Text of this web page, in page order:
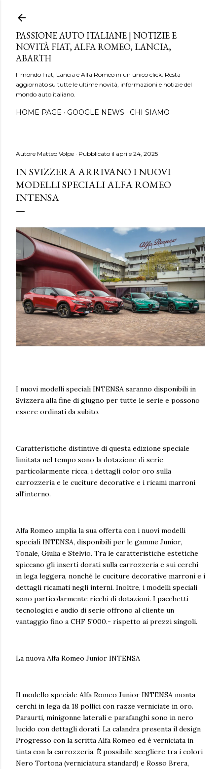
PASSIONE AUTO ITALIANE | NOTIZIE E
NOVITÀ FIAT, ALFA ROMEO, LANCIA,
ABARTH
Il mondo Fiat, Lancia e Alfa Romeo in un unico click. Resta
aggiornato su tutte le ultime novità, informazioni e notizie del
mondo auto italiano.
HOME PAGE GOOGLE NEWS CHI SIAMO
Autore Matteo Volpe Pubblicato il aprile 24, 2025
IN SVIZZERA ARRIVANO I NUOVI
MODELLI SPECIALI ALFA ROMEO
INTENSA
I nuovi modelli speciali INTENSA saranno disponibili in
Svizzera alla fine di giugno per tutte le serie e possono
essere ordinati da subito.
Caratteristiche distintive di questa edizione speciale
limitata nel tempo sono la dotazione di serie
particolarmente ricca, i dettagli color oro sulla
carrozzeria e le cuciture decorative e i ricami marroni
all'interno.
Alfa Romeo amplia la sua offerta con i nuovi modelli
speciali INTENSA, disponibili per le gamme Junior,
Tonale, Giulia e Stelvio. Tra le caratteristiche estetiche
spiccano gli inserti dorati sulla carrozzeria e sui cerchi
in lega leggera, nonché le cuciture decorative marroni e i
dettagli ricamati negli interni. Inoltre, i modelli speciali
sono particolarmente ricchi di dotazioni. I pacchetti
tecnologici e audio di serie offrono al cliente un
vantaggio fino a CHF 5'000.- rispetto ai prezzi singoli.
La nuova Alfa Romeo Junior INTENSA
Il modello speciale Alfa Romeo Junior INTENSA monta
cerchi in lega da 18 pollici con razze verniciate in oro.
Paraurti, minigonne laterali e parafanghi sono in nero
lucido con dettagli dorati. La calandra presenta il design
Progresso con la scritta Alfa Romeo ed è verniciata in
tinta con la carrozzeria. È possibile scegliere tra i colori
Nero Tortona (verniciatura standard) e Rosso Brera,